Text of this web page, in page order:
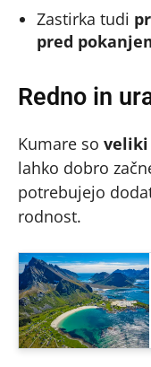
Zastirka tudi
pred
Redno in
Kumare so veliki
lahko dobro
potrebujejo
rodnost.